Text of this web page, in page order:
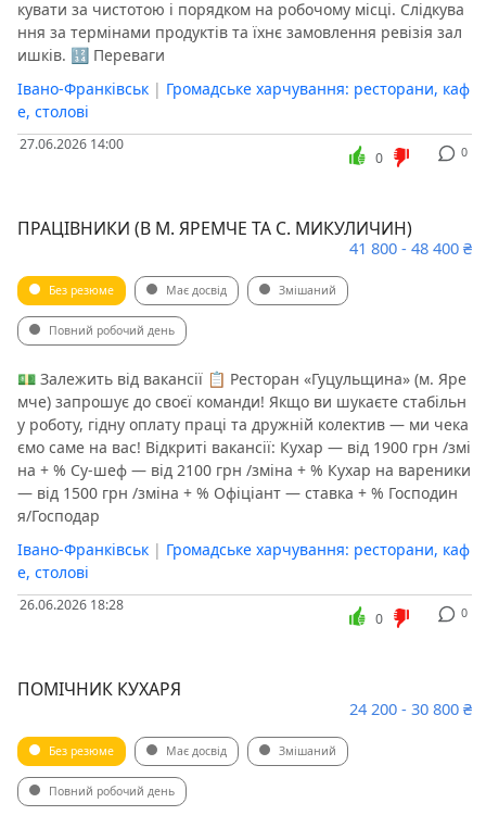
кувати за чистотою і порядком на робочому місці. Слідкува
ння за термінами продуктів та їхнє замовлення ревізія зал
ишків. 🔢 Переваги
Івано-Франківськ | Громадське харчування: ресторани, каф
е, столові
27.06.2026 14:00 0
0
ПРАЦІВНИКИ (В М. ЯРЕМЧЕ ТА С. МИКУЛИЧИН)
41 800 - 48 400 ₴
Без резюме Має досвід Змішаний
Повний робочий день
💵 Залежить від вакансії 📋 Ресторан «Гуцульщина» (м. Яре
мче) запрошує до своєї команди! Якщо ви шукаєте стабільн
у роботу, гідну оплату праці та дружній колектив — ми чека
ємо саме на вас! Відкриті вакансії: Кухар — від 1900 грн /змі
на + % Су-шеф — від 2100 грн /зміна + % Кухар на вареники
— від 1500 грн /зміна + % Офіціант — ставка + % Господин
я/Господар
Івано-Франківськ | Громадське харчування: ресторани, каф
е, столові
26.06.2026 18:28 0
0
ПОМІЧНИК КУХАРЯ
24 200 - 30 800 ₴
Без резюме Має досвід Змішаний
Повний робочий день